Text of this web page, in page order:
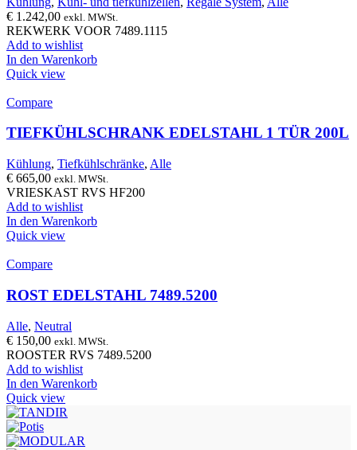
€ 1.242,00 exkl. MWSt.
REKWERK VOOR 7489.1115
Add to wishlist
In den Warenkorb
Quick view
Compare
TIEFKÜHLSCHRANK EDELSTAHL 1 TÜR 200L
Kühlung, Tiefkühlschränke, Alle
€ 665,00 exkl. MWSt.
VRIESKAST RVS HF200
Add to wishlist
In den Warenkorb
Quick view
Compare
ROST EDELSTAHL 7489.5200
Alle, Neutral
€ 150,00 exkl. MWSt.
ROOSTER RVS 7489.5200
Add to wishlist
In den Warenkorb
Quick view